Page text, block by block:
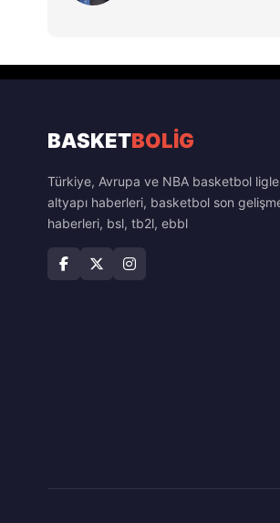
BASKETBOLİG
Türkiye, Avrupa ve NBA basketbol
altyapı haberleri, basketbol son
haberleri, bsl, tb2l, ebbl